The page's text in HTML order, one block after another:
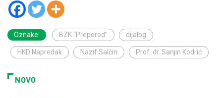
Oznake: BZK “Preporod” dijalog
HKD Napredak Nazif Salčin Prof. dr. Sanjin Kodrić
NOVO